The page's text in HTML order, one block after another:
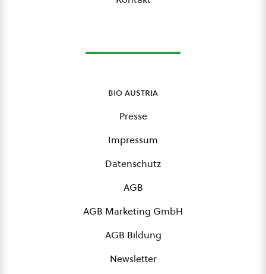
bio austria
Presse
Impressum
Datenschutz
AGB
AGB Marketing GmbH
AGB Bildung
Newsletter